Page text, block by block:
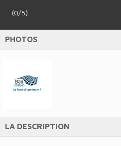
(0/5)
PHOTOS
LA DESCRIPTION